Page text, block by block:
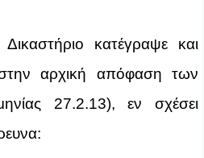
κατέγραψε και
αρχική απόφαση των
27.2.13), εν σχέσει